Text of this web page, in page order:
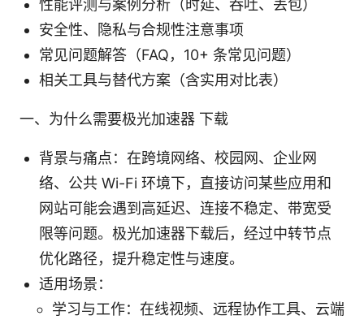
性能评测与案例分析（时延、吞吐、丢包）
安全性、隐私与合规性注意事项
常见问题解答（FAQ，10+ 条常见问题）
相关工具与替代方案（含实用对比表）
一、为什么需要极光加速器 下载
背景与痛点：在跨境网络、校园网、企业网
络、公共 Wi-Fi 环境下，直接访问某些应用和
网站可能会遇到高延迟、连接不稳定、带宽受
限等问题。极光加速器下载后，经过中转节点
优化路径，提升稳定性与速度。
适用场景：
学习与工作：在线视频、远程协作工具、云端